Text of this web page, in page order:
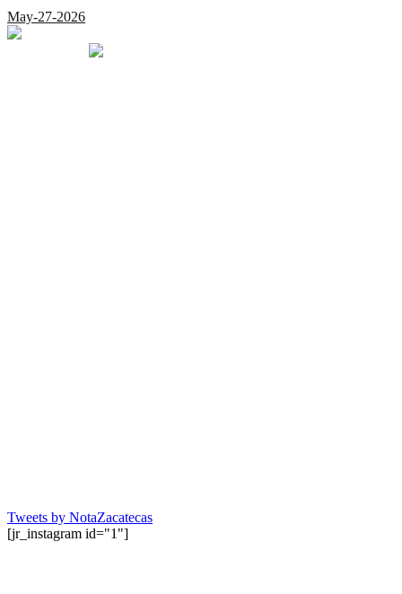
May-27-2026
Tweets by NotaZacatecas
[jr_instagram id="1"]